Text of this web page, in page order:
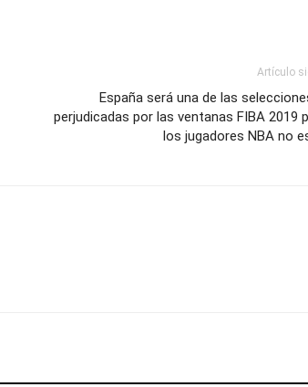
Artículo
España será una de las
perjudicadas por las ventanas FIBA 2019
los jugadores NBA no